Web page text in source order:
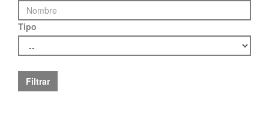
Tipo
Filtrar